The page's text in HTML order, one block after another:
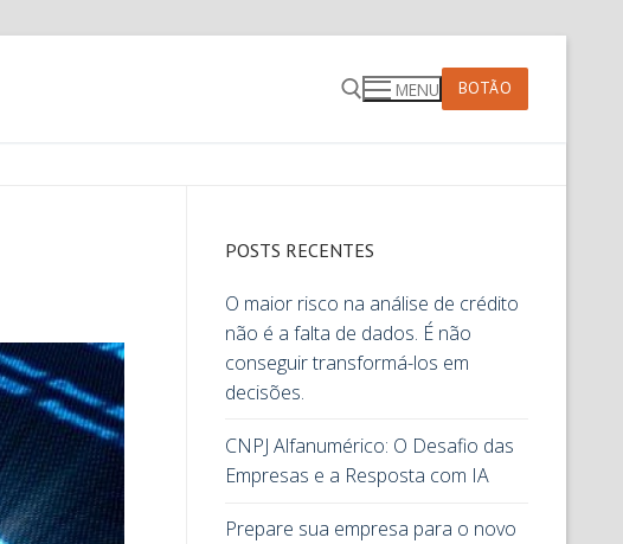
MENU BOTÃO
POSTS RECENTES
O maior risco na análise de crédito
não é a falta de dados. É não
conseguir transformá-los em
decisões.
CNPJ Alfanumérico: O Desafio das
Empresas e a Resposta com IA
Prepare sua empresa para o novo